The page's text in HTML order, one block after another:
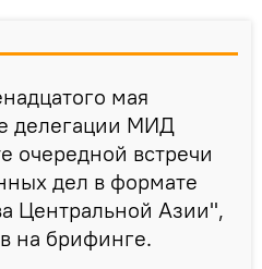
мая
делегации МИД
очередной встречи
дел в формате
Центральной Азии",
на брифинге.